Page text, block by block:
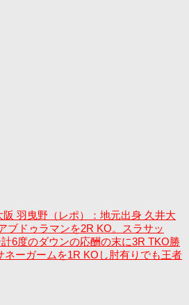
阪 羽曳野（レポ）：地元出身 久井大
ブドゥラマンを2R KO。スラサッ
計6度のダウンの応酬の末に3R TKO勝
ネーガームを1R KOし肘有りでも王者